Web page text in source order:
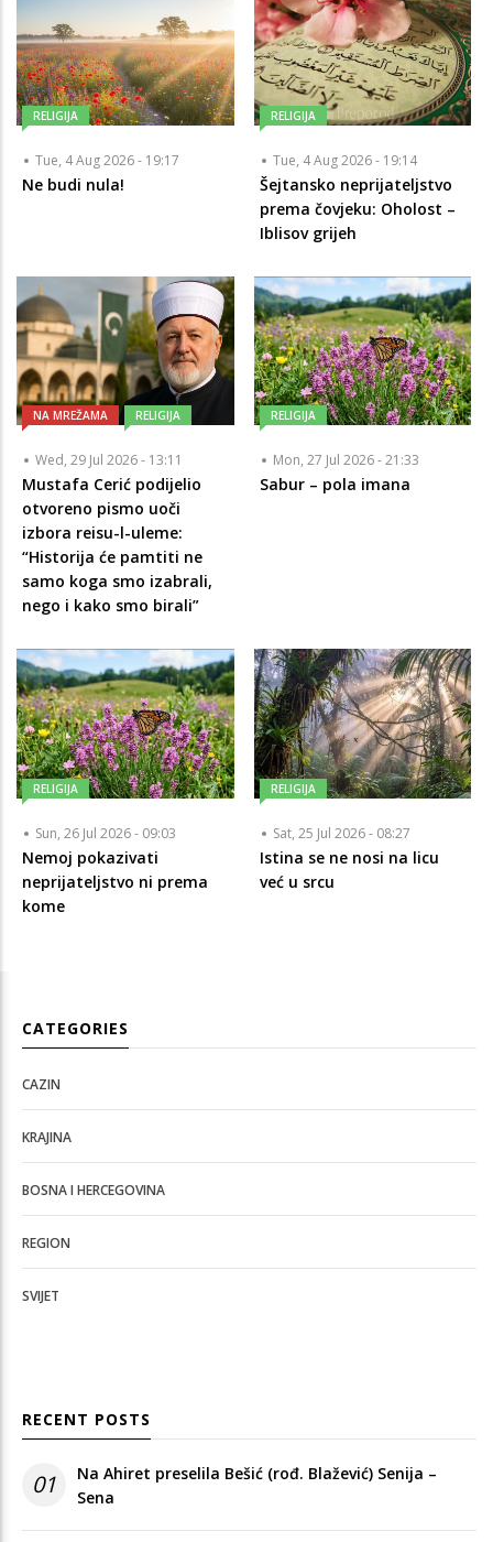
RELIGIJA
Tue, 4 Aug 2026 - 19:17
Ne budi nula!
RELIGIJA
Tue, 4 Aug 2026 - 19:14
Šejtansko neprijateljstvo
prema čovjeku: Oholost –
Iblisov grijeh
NA MREŽAMA RELIGIJA
Wed, 29 Jul 2026 - 13:11
Mustafa Cerić podijelio
otvoreno pismo uoči
izbora reisu-l-uleme:
“Historija će pamtiti ne
samo koga smo izabrali,
nego i kako smo birali”
RELIGIJA
Mon, 27 Jul 2026 - 21:33
Sabur – pola imana
RELIGIJA
Sun, 26 Jul 2026 - 09:03
Nemoj pokazivati
neprijateljstvo ni prema
kome
RELIGIJA
Sat, 25 Jul 2026 - 08:27
Istina se ne nosi na licu
već u srcu
CATEGORIES
CAZIN
KRAJINA
BOSNA I HERCEGOVINA
REGION
SVIJET
RECENT POSTS
01
Na Ahiret preselila Bešić (rođ. Blažević) Senija –
Sena